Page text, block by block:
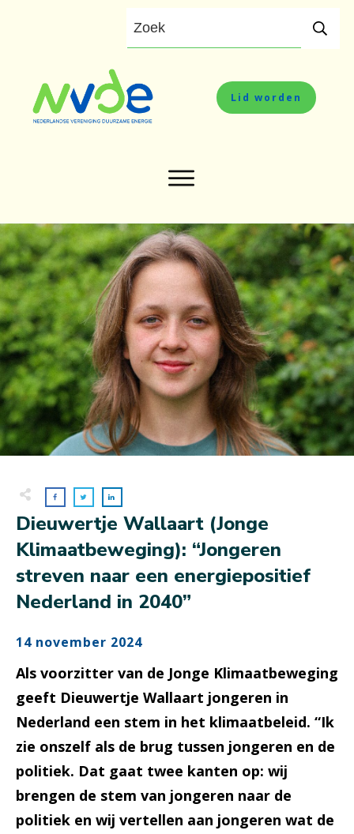
Lid worden
Dieuwertje Wallaart (Jonge
Klimaatbeweging): “Jongeren
streven naar een energiepositief
Nederland in 2040”
14 november 2024
Als voorzitter van de Jonge Klimaatbeweging
geeft Dieuwertje Wallaart jongeren in
Nederland een stem in het klimaatbeleid. “Ik
zie onszelf als de brug tussen jongeren en de
politiek. Dat gaat twee kanten op: wij
brengen de stem van jongeren naar de
politiek en wij vertellen aan jongeren wat de